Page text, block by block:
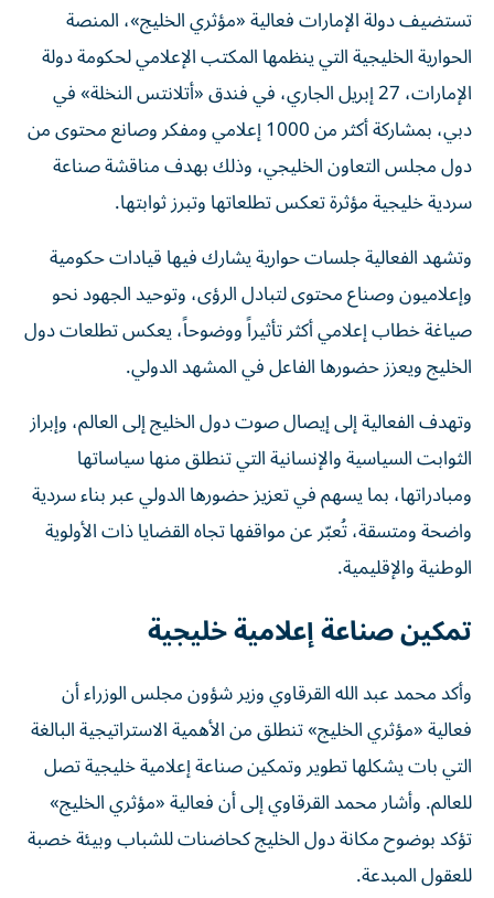
تستضيف دولة الإمارات فعالية «مؤثري الخليج»، المنصة
الحوارية الخليجية التي ينظمها المكتب الإعلامي لحكومة دولة
الإمارات، 27 إبريل الجاري، في فندق «أتلانتس النخلة» في
دبي، بمشاركة أكثر من 1000 إعلامي ومفكر وصانع محتوى من
دول مجلس التعاون الخليجي، وذلك بهدف مناقشة صناعة
سردية خليجية مؤثرة تعكس تطلعاتها وتبرز ثوابتها.
وتشهد الفعالية جلسات حوارية يشارك فيها قيادات حكومية
وإعلاميون وصناع محتوى لتبادل الرؤى، وتوحيد الجهود نحو
صياغة خطاب إعلامي أكثر تأثيراً ووضوحاً، يعكس تطلعات دول
الخليج ويعزز حضورها الفاعل في المشهد الدولي.
وتهدف الفعالية إلى إيصال صوت دول الخليج إلى العالم، وإبراز
الثوابت السياسية والإنسانية التي تنطلق منها سياساتها
ومبادراتها، بما يسهم في تعزيز حضورها الدولي عبر بناء سردية
واضحة ومتسقة، تُعبّر عن مواقفها تجاه القضايا ذات الأولوية
الوطنية والإقليمية.
تمكين صناعة إعلامية خليجية
وأكد محمد عبد الله القرقاوي وزير شؤون مجلس الوزراء أن
فعالية «مؤثري الخليج» تنطلق من الأهمية الاستراتيجية البالغة
التي بات يشكلها تطوير وتمكين صناعة إعلامية خليجية تصل
للعالم. وأشار محمد القرقاوي إلى أن فعالية «مؤثري الخليج»
تؤكد بوضوح مكانة دول الخليج كحاضنات للشباب وبيئة خصبة
للعقول المبدعة.